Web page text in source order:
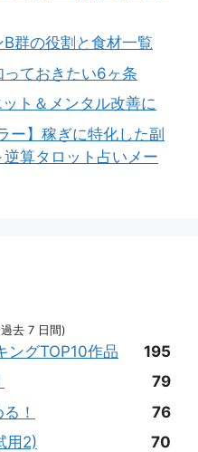
群の役割と食材一覧
ておきたい6ヶ条
ト＆メンタル改善に
ー】稼ぎに特化した副
算タロット占いメー
去 7 日間)
ングTOP10作品
195
79
！
76
用2)
70